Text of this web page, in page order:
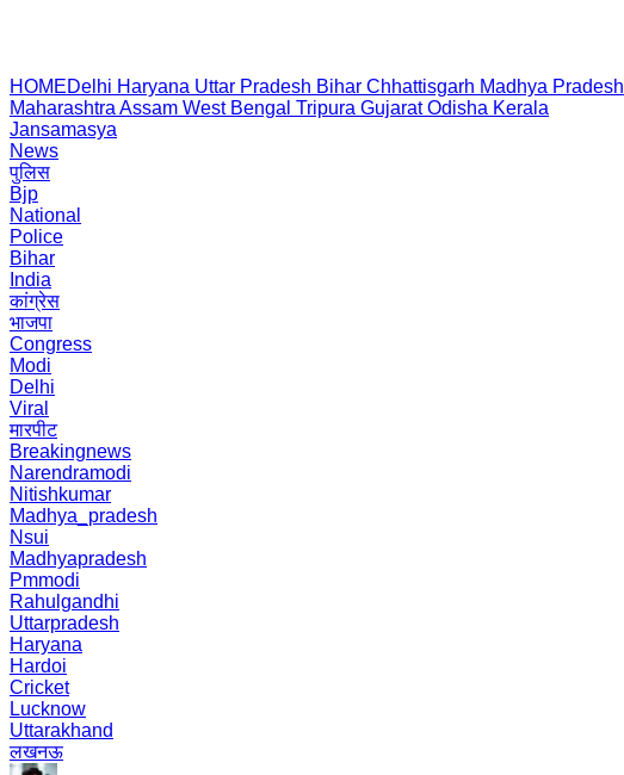
HOMEDelhi Haryana Uttar Pradesh Bihar Chhattisgarh Madhya Pradesh
Maharashtra Assam West Bengal Tripura Gujarat Odisha Kerala
Jansamasya
News
पुलिस
Bjp
National
Police
Bihar
India
कांग्रेस
भाजपा
Congress
Modi
Delhi
Viral
मारपीट
Breakingnews
Narendramodi
Nitishkumar
Madhya_pradesh
Nsui
Madhyapradesh
Pmmodi
Rahulgandhi
Uttarpradesh
Haryana
Hardoi
Cricket
Lucknow
Uttarakhand
लखनऊ